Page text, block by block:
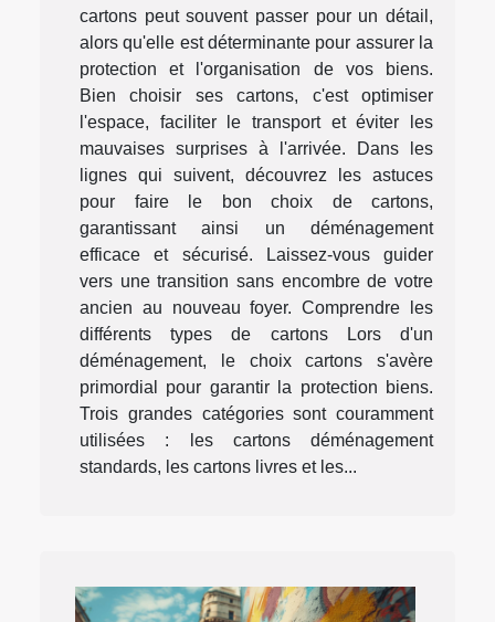
cartons peut souvent passer pour un détail,
alors qu'elle est déterminante pour assurer la
protection et l'organisation de vos biens.
Bien choisir ses cartons, c'est optimiser
l'espace, faciliter le transport et éviter les
mauvaises surprises à l'arrivée. Dans les
lignes qui suivent, découvrez les astuces
pour faire le bon choix de cartons,
garantissant ainsi un déménagement
efficace et sécurisé. Laissez-vous guider
vers une transition sans encombre de votre
ancien au nouveau foyer. Comprendre les
différents types de cartons Lors d'un
déménagement, le choix cartons s'avère
primordial pour garantir la protection biens.
Trois grandes catégories sont couramment
utilisées : les cartons déménagement
standards, les cartons livres et les...